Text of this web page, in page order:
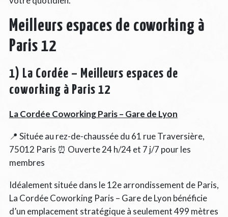
Meilleurs espaces de coworking à
Paris 12
1) La Cordée – Meilleurs espaces de
coworking à Paris 12
La Cordée Coworking Paris – Gare de Lyon
📍 Située au rez-de-chaussée du 61 rue Traversière,
75012 Paris ⏰ Ouverte 24 h/24 et 7 j/7 pour les
membres
Idéalement située dans le 12e arrondissement de Paris,
La Cordée Coworking Paris – Gare de Lyon bénéficie
d’un emplacement stratégique à seulement 499 mètres